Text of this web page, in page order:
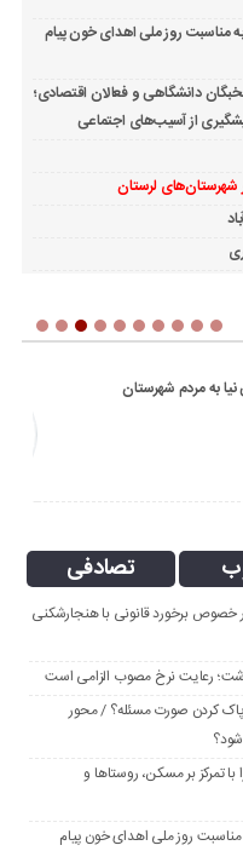
مناسبت روز ملی اهدای خون پیام
دانشگاهی و فعالان اقتصادی؛
از آسیب‌های اجتماعی
به مردم شهرستان
تصادفی
خصوص برخورد قانونی با هنجارشکنی
رعایت نرخ مصوب الزامی است
پاک کردن صورت مسئله؟ / محور
تمرکز بر مسکن، روستاها و
روز ملی اهدای خون پیام